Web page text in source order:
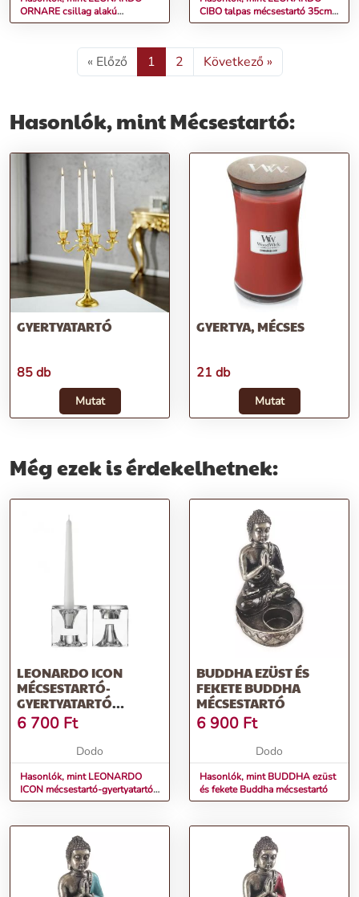
ORNARE csillag alakú
mécsestartó 10,3cm,
CIBO talpas mécsestartó 35cm
arany
« Előző 1 2 Következő »
Hasonlók, mint Mécsestartó:
GYERTYATARTÓ
85 db
Mutat
GYERTYA, MÉCSES
21 db
Mutat
Még ezek is érdekelhetnek:
LEONARDO ICON
MÉCSESTARTÓ-
GYERTYATARTÓ
8X8X8XCM
6 700 Ft
Dodo
Hasonlók, mint LEONARDO
ICON mécsestartó-gyertyatartó
8x8x8xcm
BUDDHA EZÜST ÉS
FEKETE BUDDHA
MÉCSESTARTÓ
6 900 Ft
Dodo
Hasonlók, mint BUDDHA ezüst
és fekete Buddha mécsestartó